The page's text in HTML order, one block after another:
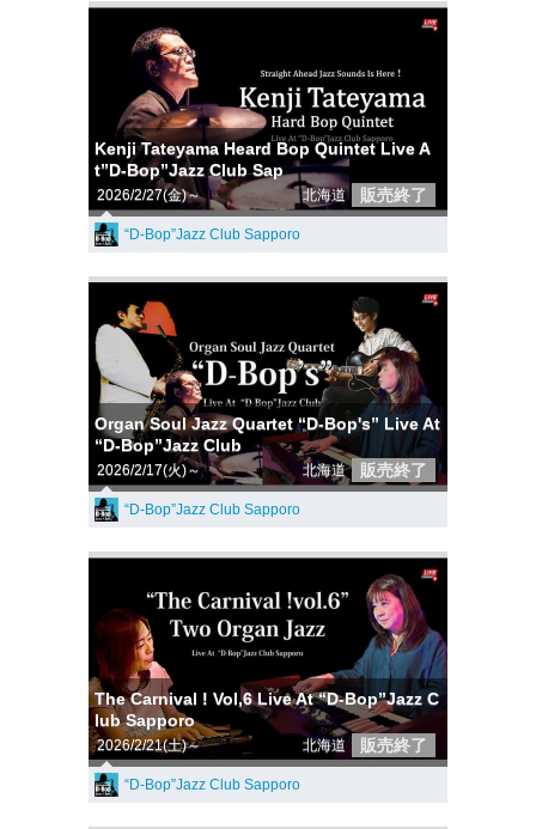
Kenji Tateyama Heard Bop Quintet Live A
t”D-Bop”Jazz Club Sap
2026/2/27(金)～ 北海道 販売終了
“D-Bop”Jazz Club Sapporo
Organ Soul Jazz Quartet “D-Bop's” Live At
“D-Bop”Jazz Club
2026/2/17(火)～ 北海道 販売終了
“D-Bop”Jazz Club Sapporo
The Carnival ! Vol,6 Live At “D-Bop”Jazz C
lub Sapporo
2026/2/21(土)～ 北海道 販売終了
“D-Bop”Jazz Club Sapporo